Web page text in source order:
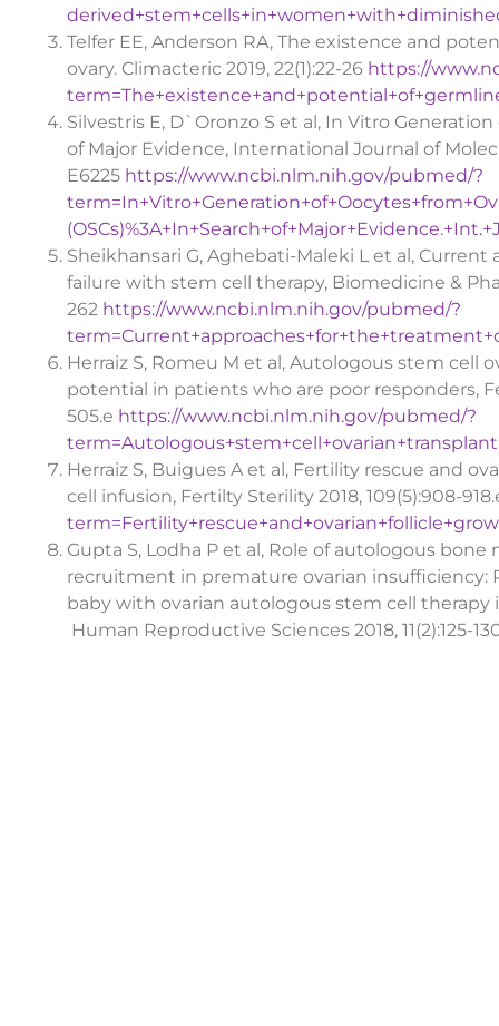
Telfer EE, Anderson RA, The existence and
ovary. Climacteric 2019, 22(1):22-26 https://
Silvestris E, D`Oronzo S et al, In Vitro
of Major Evidence, International Journal of
E6225 https://www.ncbi.nlm.nih.gov/pubmed/?
Sheikhansari G, Aghebati-Maleki L et al,
failure with stem cell therapy, Biomedicine &
262 https://www.ncbi.nlm.nih.gov/pubmed/?
Herraiz S, Romeu M et al, Autologous stem
potential in patients who are poor responders,
505.e https://www.ncbi.nlm.nih.gov/pubmed/?
Herraiz S, Buigues A et al, Fertility rescue and
cell infusion, Fertilty Sterility 2018, 109(5):908-
Gupta S, Lodha P et al, Role of autologous
recruitment in premature ovarian insufficiency:
baby with ovarian autologous stem cell therapy
Human Reproductive Sciences 2018, 11(2):125-